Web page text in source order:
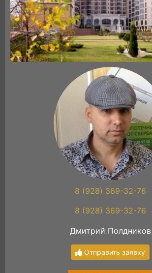
8 (928) 369-32-76
8 (928) 369-32-76
Дмитрий Полдников
Отправить заявку